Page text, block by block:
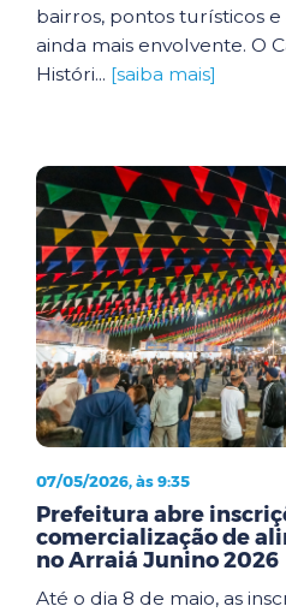
bairros, pontos turísticos
ainda mais envolvente. O
Históri... [saiba mais]
07/05/2026, às 9:35
Prefeitura abre
comercialização de
no Arraiá Junino 2026
Até o dia 8 de maio, as